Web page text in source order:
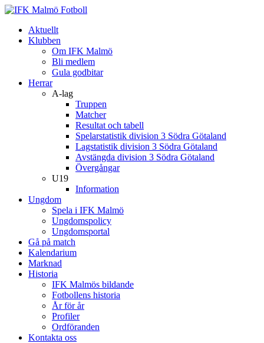
Aktuellt
Klubben
Om IFK Malmö
Bli medlem
Gula godbitar
Herrar
A-lag
Truppen
Matcher
Resultat och tabell
Spelarstatistik division 3 Södra Götaland
Lagstatistik division 3 Södra Götaland
Avstängda division 3 Södra Götaland
Övergångar
U19
Information
Ungdom
Spela i IFK Malmö
Ungdomspolicy
Ungdomsportal
Gå på match
Kalendarium
Marknad
Historia
IFK Malmös bildande
Fotbollens historia
År för år
Profiler
Ordföranden
Kontakta oss